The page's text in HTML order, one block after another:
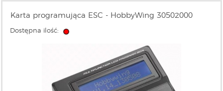
Karta programująca ESC - HobbyWing 30502000
Dostępna ilość: